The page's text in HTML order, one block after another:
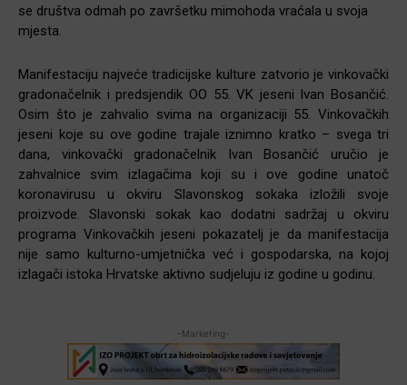
se društva odmah po završetku mimohoda vraćala u svoja
mjesta.
Manifestaciju najveće tradicijske kulture zatvorio je vinkovački
gradonačelnik i predsjendik OO 55. VK jeseni Ivan Bosančić.
Osim što je zahvalio svima na organizaciji 55. Vinkovačkih
jeseni koje su ove godine trajale iznimno kratko – svega tri
dana, vinkovački gradonačelnik Ivan Bosančić uručio je
zahvalnice svim izlagačima koji su i ove godine unatoč
koronavirusu u okviru Slavonskog sokaka izložili svoje
proizvode. Slavonski sokak kao dodatni sadržaj u okviru
programa Vinkovačkih jeseni pokazatelj je da manifestacija
nije samo kulturno-umjetnička već i gospodarska, na kojoj
izlagači istoka Hrvatske aktivno sudjeluju iz godine u godinu.
-Marketing-